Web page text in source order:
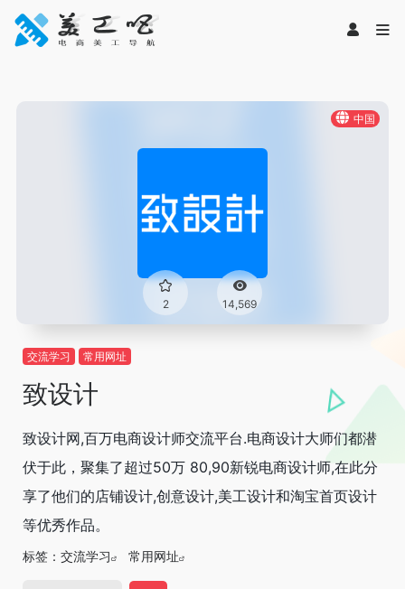
中国
2 14,569
交流学习 常用网址
致设计
致设计网,百万电商设计师交流平台.电商设计大师们都潜
伏于此，聚集了超过50万 80,90新锐电商设计师,在此分
享了他们的店铺设计,创意设计,美工设计和淘宝首页设计
等优秀作品。
标签： 交流学习 常用网址